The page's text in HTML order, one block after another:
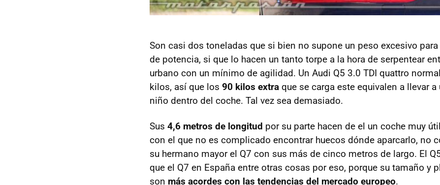
Son casi dos toneladas que si bien no supone un peso excesivo
de potencia, si que lo hacen un tanto torpe a la hora de serpentear
urbano con un mínimo de agilidad. Un Audi Q5 3.0 TDI quattro
kilos, así que los 90 kilos extra que se carga este equivalen a llevar a
niño dentro del coche. Tal vez sea demasiado.
Sus 4,6 metros de longitud por su parte hacen de el un coche muy
con el que no es complicado encontrar huecos dónde aparcarlo, no
su hermano mayor el Q7 con sus más de cinco metros de largo. El
que el Q7 en España entre otras cosas por eso, porque su tamaño y
son más acordes con las tendencias del mercado europeo.